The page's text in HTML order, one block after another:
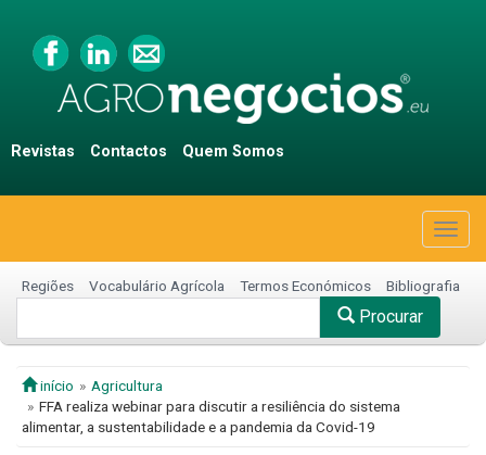
Revistas Contactos Quem Somos
Regiões Vocabulário Agrícola Termos Económicos Bibliografia
Procurar
início
Agricultura
FFA realiza webinar para discutir a resiliência do sistema
alimentar, a sustentabilidade e a pandemia da Covid-19